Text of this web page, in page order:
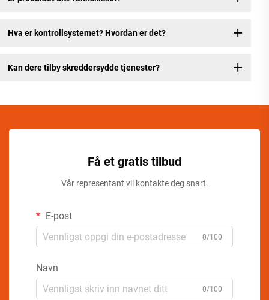
Hva er kontrollsystemet? Hvordan er det?
Kan dere tilby skreddersydde tjenester?
Få et gratis tilbud
Vår representant vil kontakte deg snart.
E-post
0/100
Navn
0/100